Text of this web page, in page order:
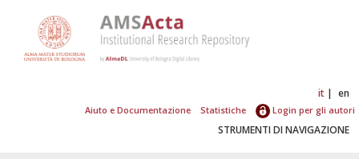
it en
Aiuto e Documentazione Statistiche Login per gli autori
STRUMENTI DI NAVIGAZIONE